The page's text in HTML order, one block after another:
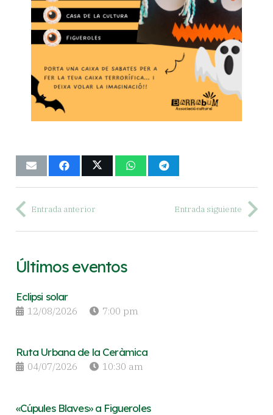
Entrada anterior Entrada siguiente
Últimos eventos
Eclipsi solar
12/08/2026 7:00 pm
Ruta Urbana de la Ceràmica
04/07/2026 10:30 am
«Cúpules Blaves» a Figueroles